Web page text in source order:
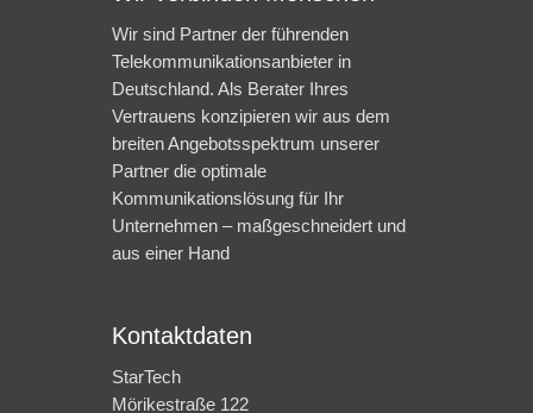
Wir sind Partner der führenden
Telekommunikationsanbieter in
Deutschland. Als Berater Ihres
Vertrauens konzipieren wir aus dem
breiten Angebotsspektrum unserer
Partner die optimale
Kommunikationslösung für Ihr
Unternehmen – maßgeschneidert und
aus einer Hand
Kontaktdaten
StarTech
Mörikestraße 122